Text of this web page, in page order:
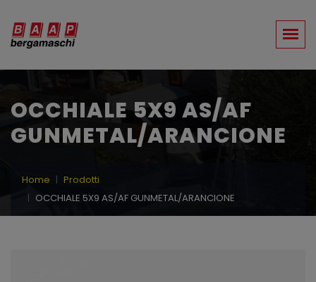
OCCHIALE 5X9 AS/AF
GUNMETAL/ARANCIONE
Home
Prodotti
OCCHIALE 5X9 AS/AF GUNMETAL/ARANCIONE